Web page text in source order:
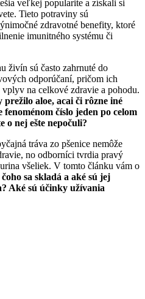
veľkej popularite a získali si
Tieto potraviny sú
zdravotné benefity, ktoré
imunitného systému či
živín sú často zahrnuté do
odporúčaní, pričom ich
na celkové zdravie a pohodu.
aloe, acai či rôzne iné
číslo jeden po celom
o nej ešte nepočuli?
tráva zo pšenice nemôže
no odborníci tvrdia pravý
všeliek. V tomto článku vám o
sa skladá a aké sú jej
Aké sú účinky užívania